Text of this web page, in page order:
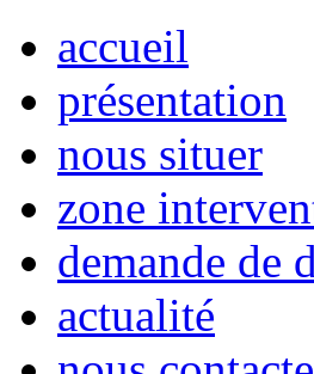
accueil
présentation
nous situer
zone
demande de
actualité